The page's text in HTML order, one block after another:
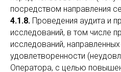
посредством направления
4.1.8. Проведения аудита и
исследований, в том числе
исследований,
удовлетворенности
Оператора, с целью